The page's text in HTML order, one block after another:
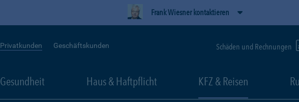
Frank Wiesner kontaktieren
Privatkunden Geschäftskunden Schäden und Rechnungen
Gesundheit Haus & Haftpflicht KFZ & Reisen